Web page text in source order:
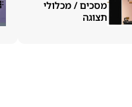
מסכים / מכלולי
תצוגה